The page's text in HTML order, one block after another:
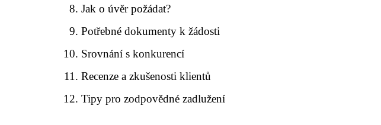
Jak o úvěr požádat?
Potřebné dokumenty k žádosti
Srovnání s konkurencí
Recenze a zkušenosti klientů
Tipy pro zodpovědné zadlužení